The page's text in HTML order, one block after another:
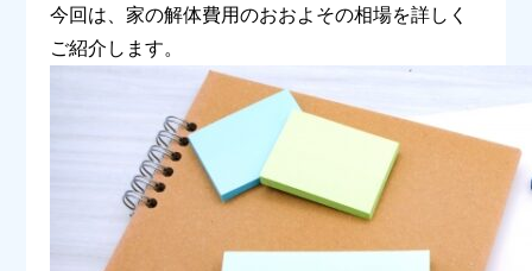
今回は、家の解体費用のおおよその相場を詳しく
ご紹介します。